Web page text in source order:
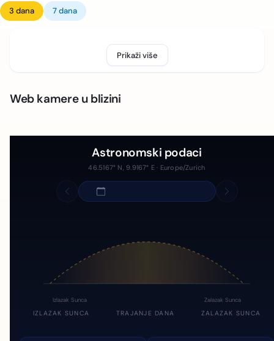
3 dana 7 dana
Prikaži više
Web kamere u blizini
Astronomski podaci
46.5167° N, 9.9167° E · Europe/Zurich
Izlazak Sunca Zalazak Sunca
IZLAZAK SUNCA TRAJANJE DANA ZALAZAK SUNCA